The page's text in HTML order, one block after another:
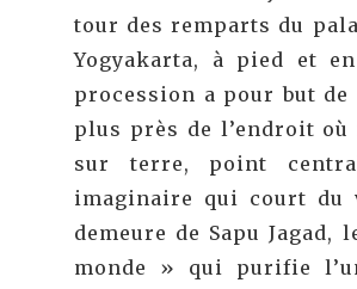
tour des remparts du
Yogyakarta, à pied et
procession a pour but de
plus près de l’endroit
sur terre, point
imaginaire qui court du
demeure de Sapu Jagad,
monde » qui purifie